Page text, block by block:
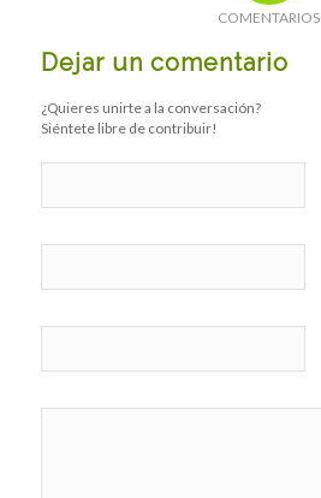
COMENTARIOS
Dejar un comentario
¿Quieres unirte a la conversación?
Siéntete libre de contribuir!